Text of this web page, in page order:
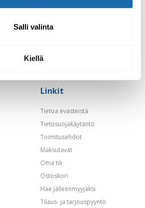
Salli valinta
Kiellä
puhdistus- ja
Linkit
Tietoa evästeistä
Tietosuojakäytäntö
Toimitusehdot
Maksutavat
Oma tili
Ostoskori
Hae jälleenmyyjäksi
Tilaus- ja tarjouspyyntö